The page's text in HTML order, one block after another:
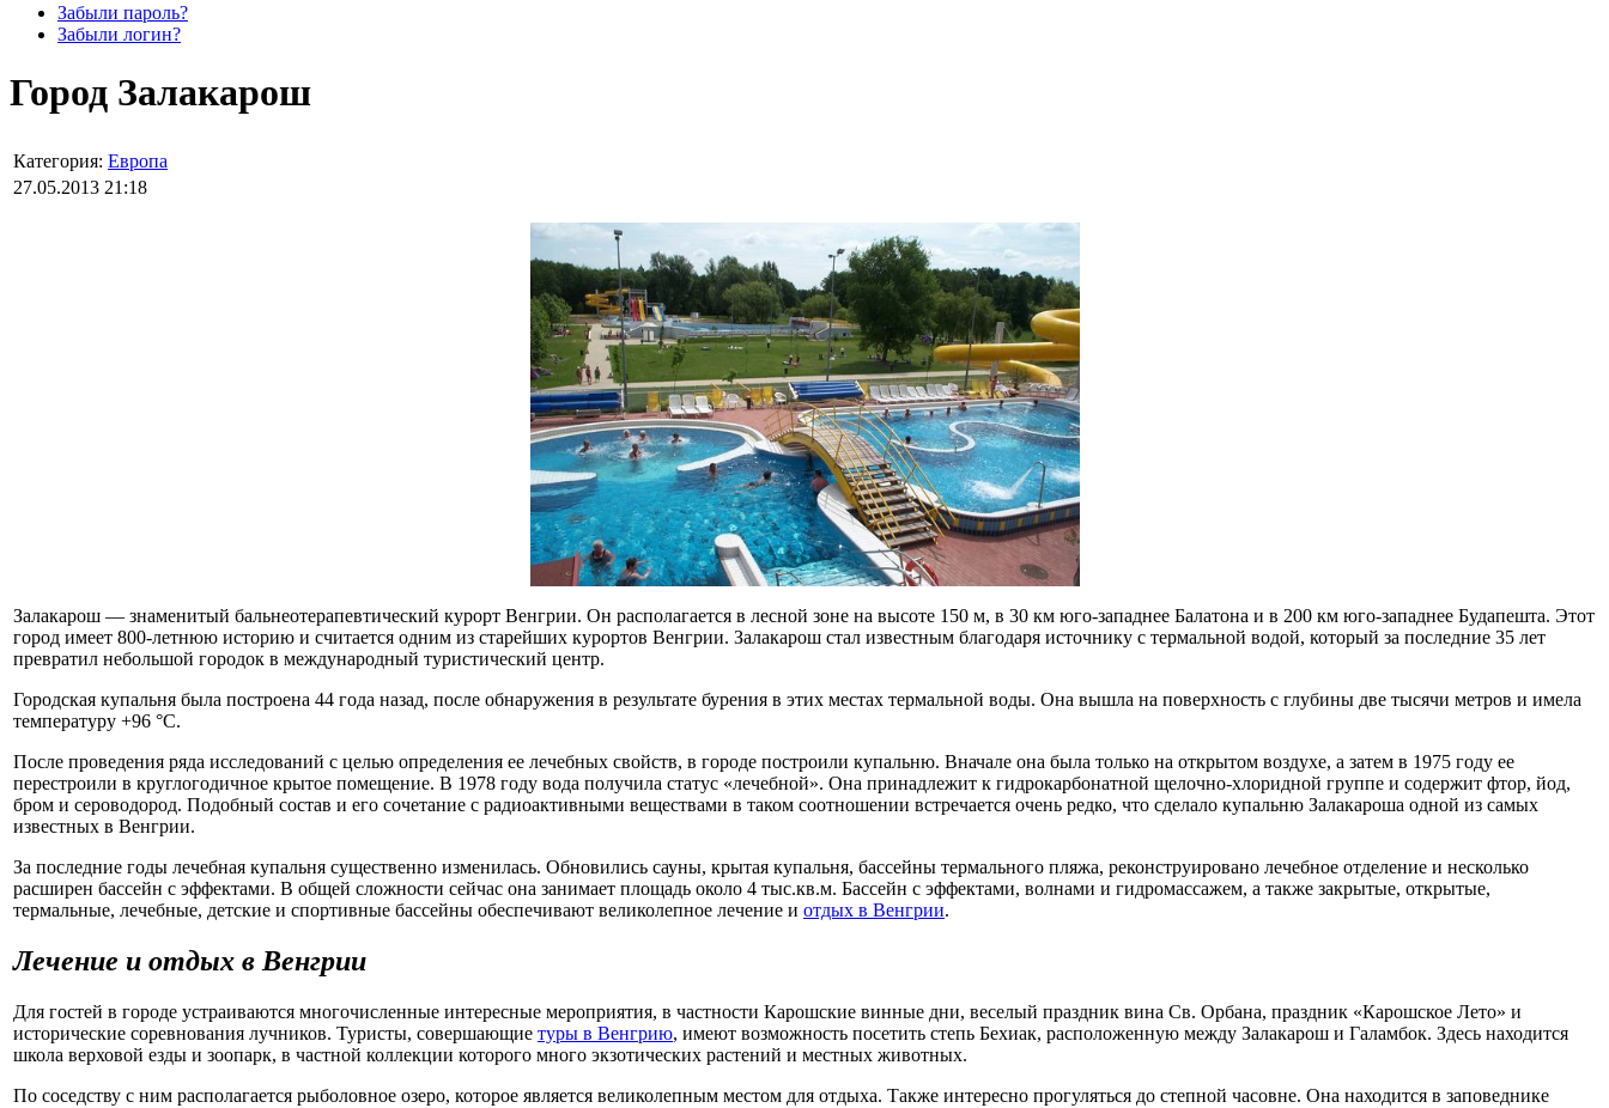
Забыли пароль?
Забыли логин?
Город Залакарош
Категория: Европа
27.05.2013 21:18
Залакарош — знаменитый бальнеотерапевтический курорт Венгрии. Он располагается в лесной зоне на высоте 150 м, в 30 км юго-западнее Балатона и в 200 км юго-западнее Будапешта. Этот
город имеет 800-летнюю историю и считается одним из старейших курортов Венгрии. Залакарош стал известным благодаря источнику с термальной водой, который за последние 35 лет
превратил небольшой городок в международный туристический центр.
Городская купальня была построена 44 года назад, после обнаружения в результате бурения в этих местах термальной воды. Она вышла на поверхность с глубины две тысячи метров и имела
температуру +96 °С.
После проведения ряда исследований с целью определения ее лечебных свойств, в городе построили купальню. Вначале она была только на открытом воздухе, а затем в 1975 году ее
перестроили в круглогодичное крытое помещение. В 1978 году вода получила статус «лечебной». Она принадлежит к гидрокарбонатной щелочно-хлоридной группе и содержит фтор, йод,
бром и сероводород. Подобный состав и его сочетание с радиоактивными веществами в таком соотношении встречается очень редко, что сделало купальню Залакароша одной из самых
известных в Венгрии.
За последние годы лечебная купальня существенно изменилась. Обновились сауны, крытая купальня, бассейны термального пляжа, реконструировано лечебное отделение и несколько
расширен бассейн с эффектами. В общей сложности сейчас она занимает площадь около 4 тыс.кв.м. Бассейн с эффектами, волнами и гидромассажем, а также закрытые, открытые,
термальные, лечебные, детские и спортивные бассейны обеспечивают великолепное лечение и отдых в Венгрии.
Лечение и отдых в Венгрии
Для гостей в городе устраиваются многочисленные интересные мероприятия, в частности Карошские винные дни, веселый праздник вина Св. Орбана, праздник «Карошское Лето» и
исторические соревнования лучников. Туристы, совершающие туры в Венгрию, имеют возможность посетить степь Бехиак, расположенную между Залакарош и Галамбок. Здесь находится
школа верховой езды и зоопарк, в частной коллекции которого много экзотических растений и местных животных.
По соседству с ним располагается рыболовное озеро, которое является великолепным местом для отдыха. Также интересно прогуляться до степной часовне. Она находится в заповеднике